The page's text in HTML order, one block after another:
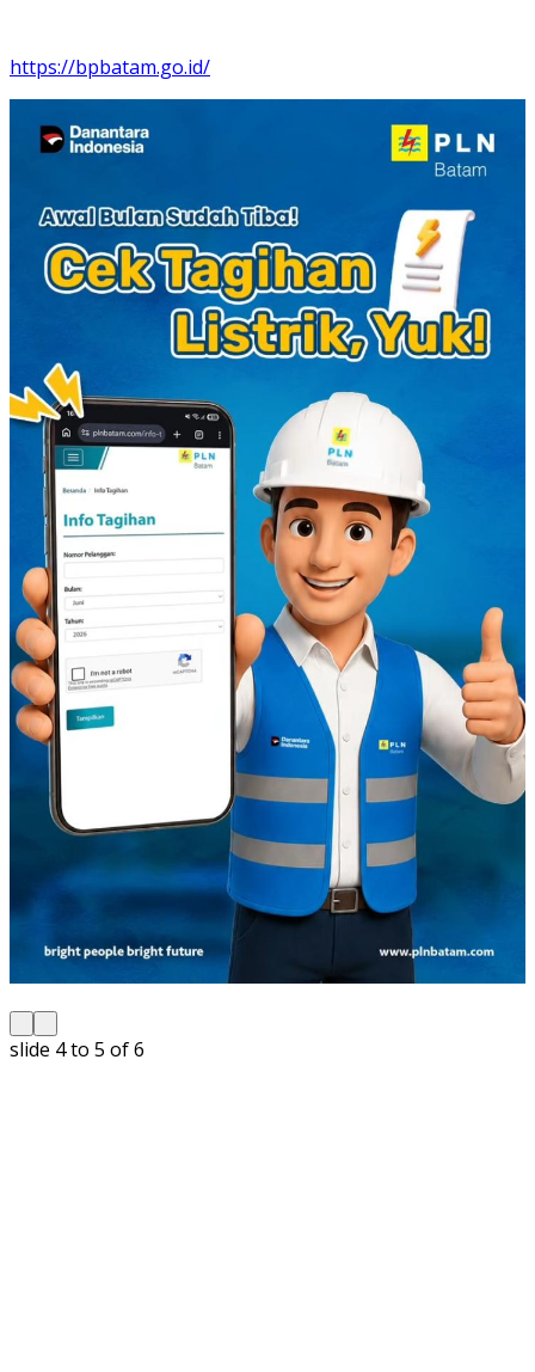
https://bpbatam.go.id/
slide 5 to 6 of 6